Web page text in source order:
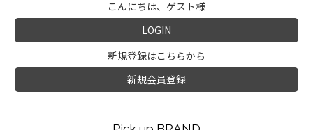
こんにちは、ゲスト様
LOGIN
新規登録はこちらから
新規会員登録